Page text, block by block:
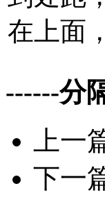
在上面
------分
上一
下一